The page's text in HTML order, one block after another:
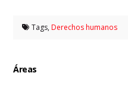
Tags,Derechos humanos
Áreas